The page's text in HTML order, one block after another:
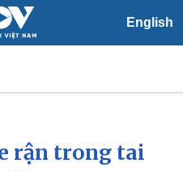
English
Xã hội
rận trong tai